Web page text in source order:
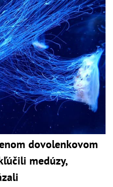
dovolenkovom
medúzy,